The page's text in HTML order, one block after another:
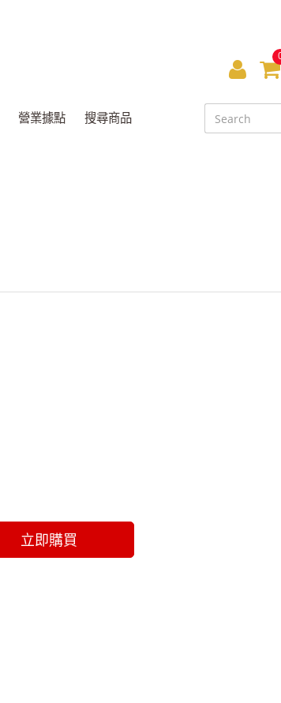
會
員
中
營業據點 搜尋商品
立即購買